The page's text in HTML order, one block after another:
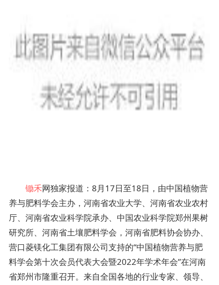
锄禾网独家报道：8月17日至18日，由中国植物营
养与肥料学会主办，河南省农业大学、河南省农业农村
厅、河南省农业科学院承办、中国农业科学院郑州果树
研究所、河南省土壤肥料学会，河南省肥料协会协办、
营口菱镁化工集团有限公司支持的“中国植物营养与肥
料学会第十次会员代表大会暨2022年学术年会”在河南
省郑州市隆重召开。来自全国各地的行业专家、领导、